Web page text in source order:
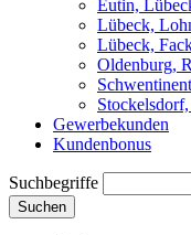
Eutin,
Lübeck,
Lübeck,
Oldenburg,
Gewerbekunden
Kundenbonus
Suchbegriffe
Suchen